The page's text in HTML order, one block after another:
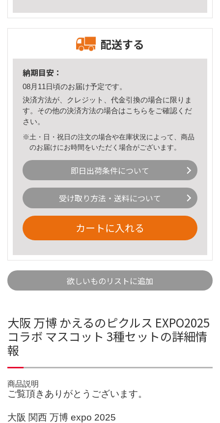
配送する
納期目安：
08月11日頃のお届け予定です。
決済方法が、クレジット、代金引換の場合に限りま
す。その他の決済方法の場合はこちら をご確認くだ
さい。
※土・日・祝日の注文の場合や在庫状況によって、商品
のお届けにお時間をいただく場合がございます。
即日出荷条件について
受け取り方法・送料について
カートに入れる
欲しいものリストに追加
大阪 万博 かえるのピクルス EXPO2025
コラボ マスコット 3種セットの詳細情
報
商品説明
ご覧頂きありがとうございます。
大阪 関西 万博 expo 2025